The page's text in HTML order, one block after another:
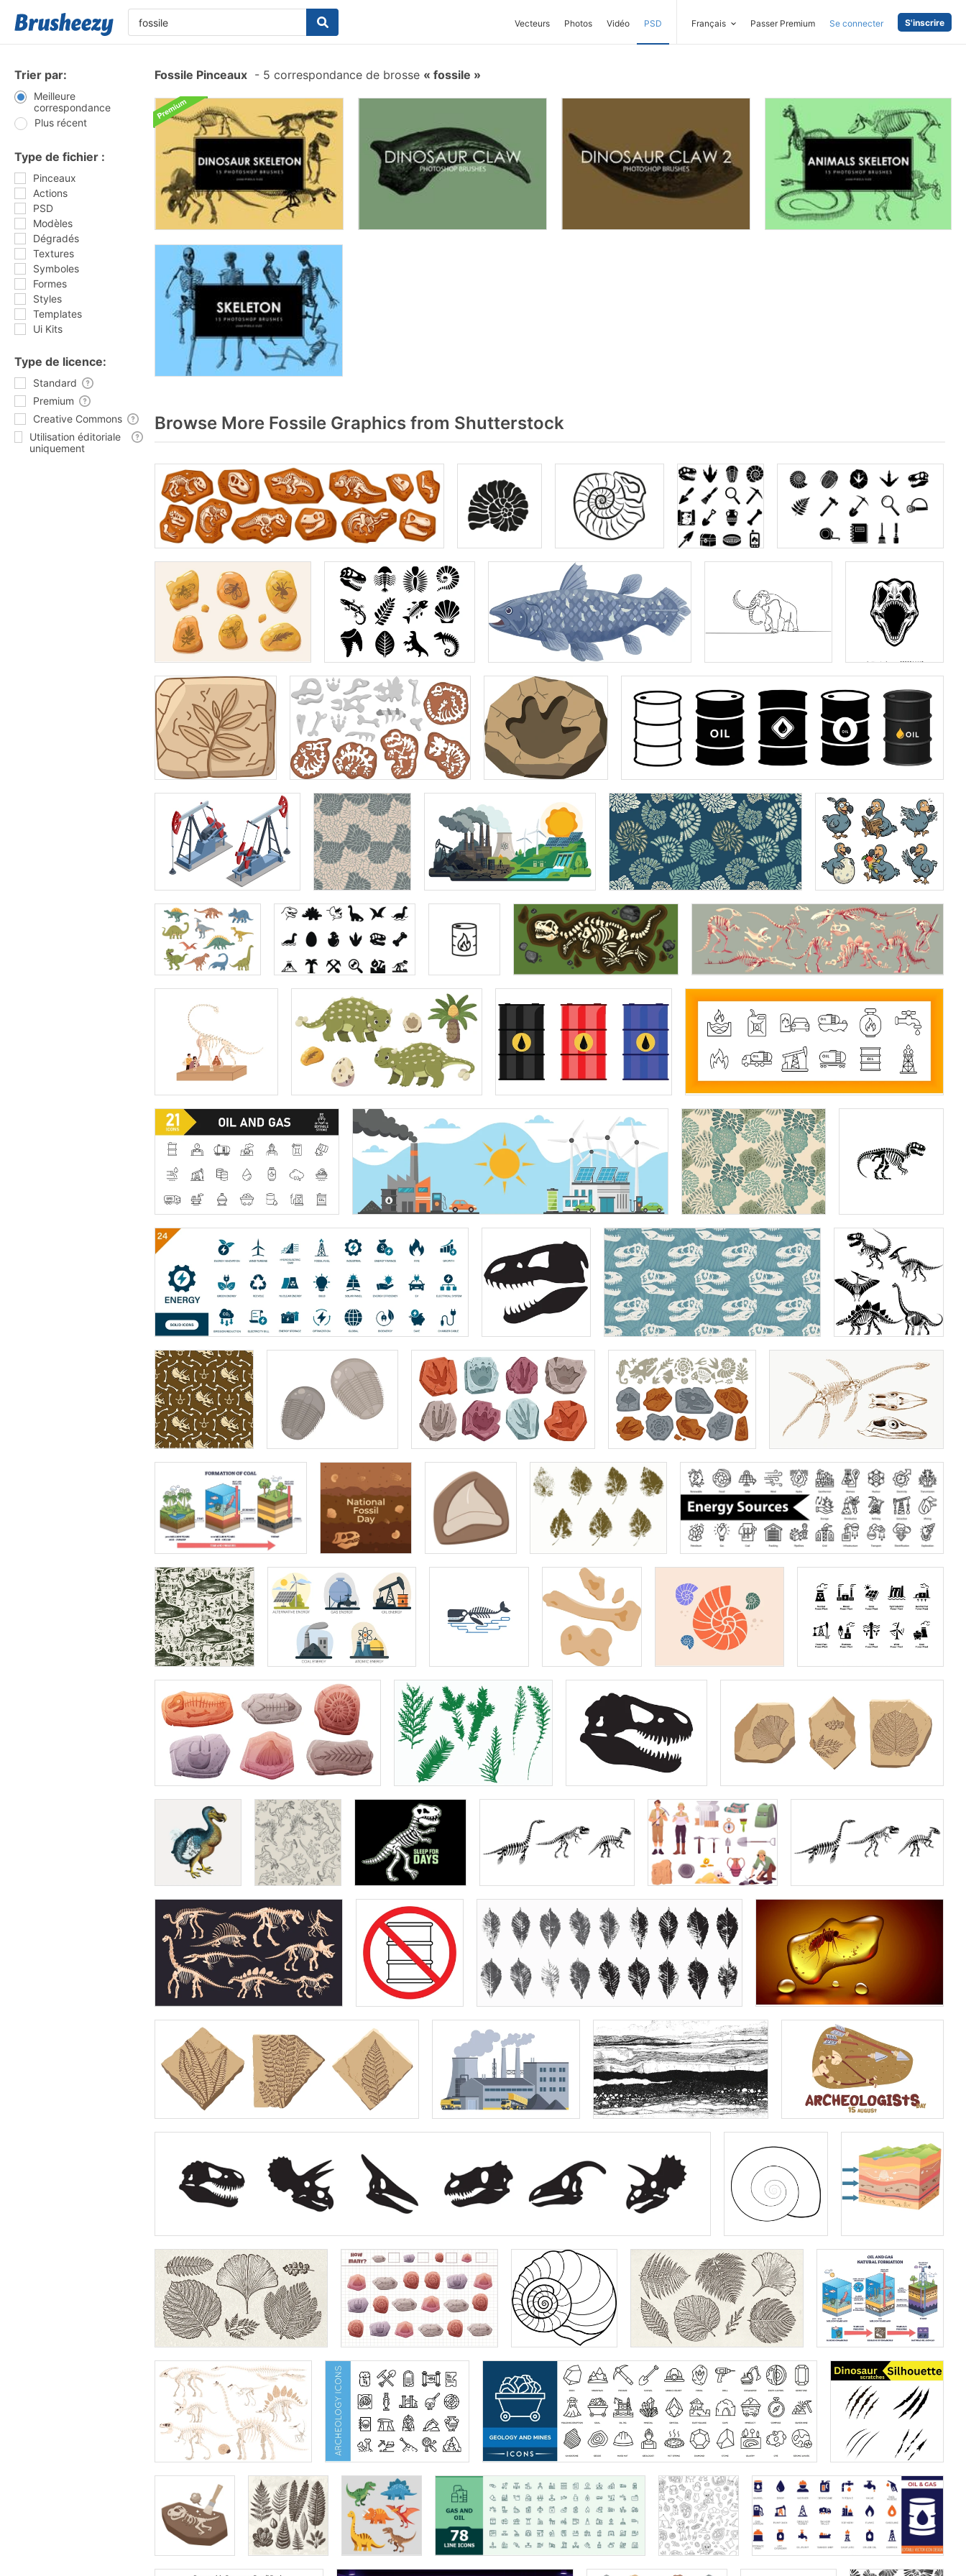
Vecteurs Photos Vidéo PSD Français Passer Premium Se connecter S'inscrire
Trier par:
Meilleure
correspondance
Plus récent
Type de fichier :
Pinceaux
Actions
PSD
Modèles
Dégradés
Textures
Symboles
Formes
Styles
Templates
Ui Kits
Type de licence:
Standard
Premium
Creative Commons
Utilisation éditoriale
uniquement
Fossile Pinceaux - 5 correspondance de brosse fossile
Browse More Fossile Graphics from Shutterstock